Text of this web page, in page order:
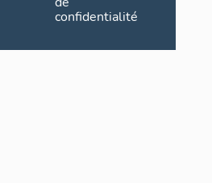
confidentialité